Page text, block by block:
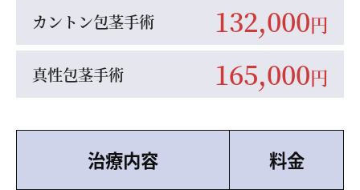
カントン包茎手術 132,000円
真性包茎手術 165,000円
治療内容 料金